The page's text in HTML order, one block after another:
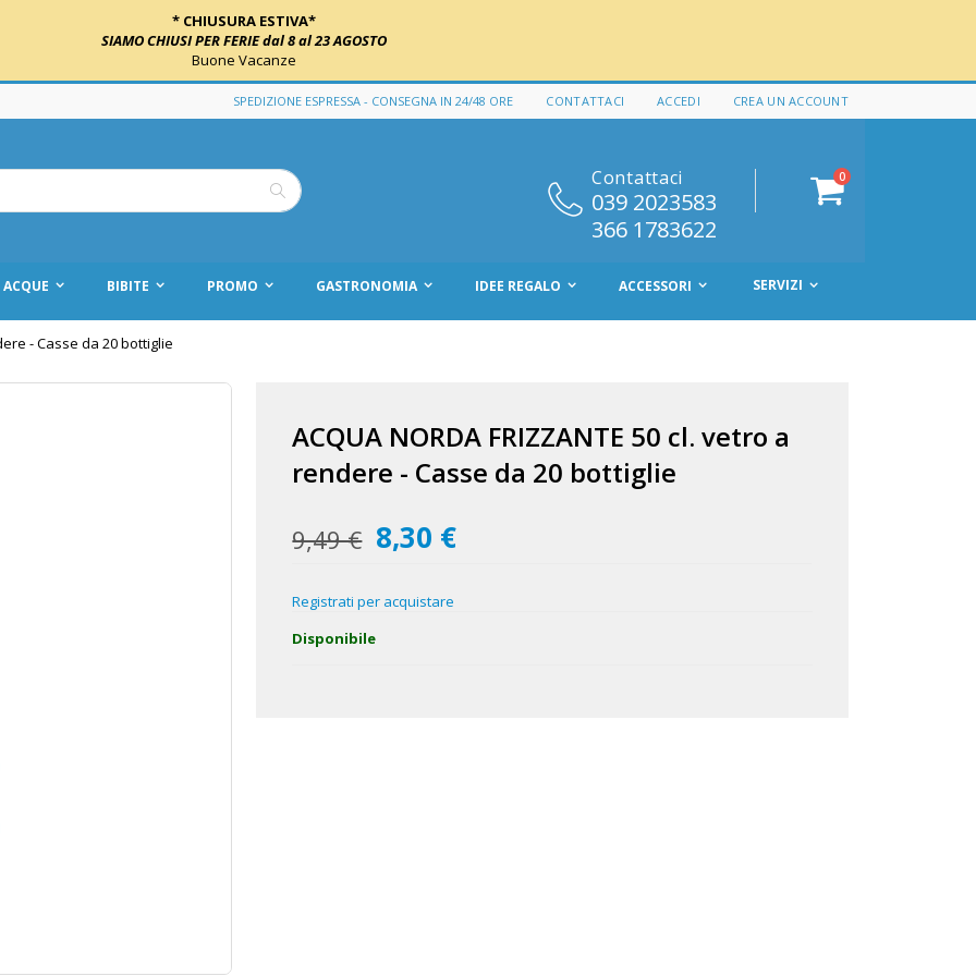
* CHIUSURA ESTIVA*
SIAMO CHIUSI PER FERIE dal 8 al 23 AGOSTO
Buone Vacanze
SPEDIZIONE ESPRESSA - CONSEGNA IN 24/48 ORE CONTATTACI ACCEDI CREA UN ACCOUNT
Cart
0elementi
Contattaci
039 2023583
366 1783622
ACQUE BIBITE PROMO GASTRONOMIA IDEE REGALO ACCESSORI SERVIZI
- Casse da 20 bottiglie
ACQUA NORDA FRIZZANTE 50 cl. vetro a
rendere - Casse da 20 bottiglie
9,49 €
Prezzo
speciale
8,30 €
Registrati per acquistare
Disponibile